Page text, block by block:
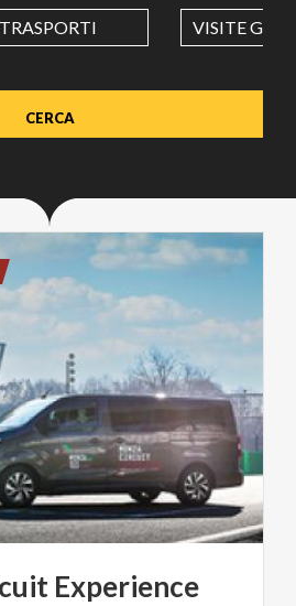
TRASPORTI VISITE
Experience